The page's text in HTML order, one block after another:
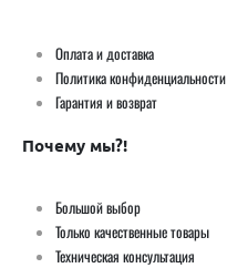
Оплата и доставка
Политика конфиденциальности
Гарантия и возврат
Почему мы?!
Большой выбор
Только качественные товары
Техническая консультация